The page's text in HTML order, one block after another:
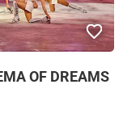
OF DREAMS